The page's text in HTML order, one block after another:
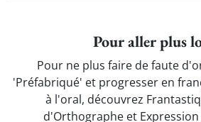
Pour aller plus
Pour ne plus faire de faute
'Préfabriqué' et progresser en
à l'oral, découvrez
d'Orthographe et Expression